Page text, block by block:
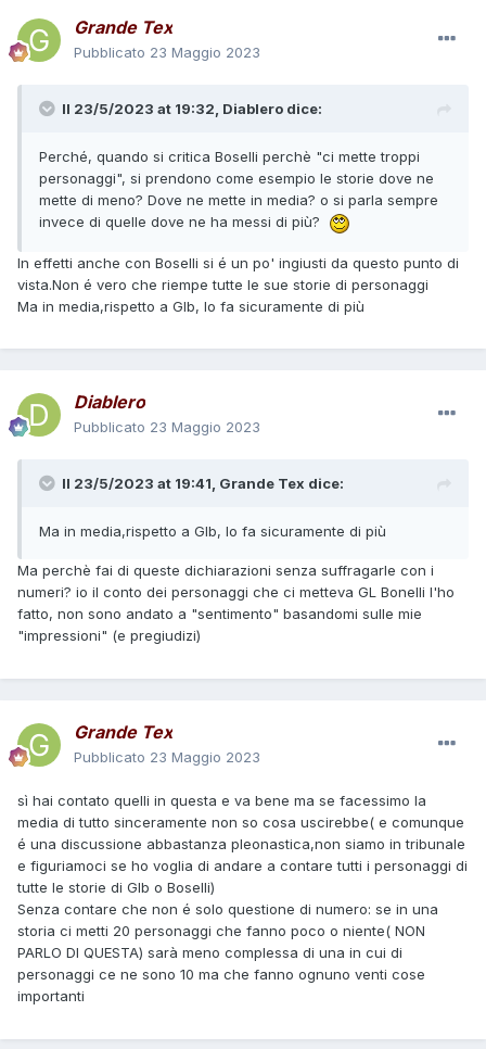
Grande Tex
Pubblicato 23 Maggio 2023
Il 23/5/2023 at 19:32, Diablero dice:
Perché, quando si critica Boselli perchè "ci mette troppi
personaggi", si prendono come esempio le storie dove ne
mette di meno? Dove ne mette in media? o si parla sempre
invece di quelle dove ne ha messi di più?
In effetti anche con Boselli si é un po' ingiusti da questo punto di
vista.Non é vero che riempe tutte le sue storie di personaggi
Ma in media,rispetto a Glb, lo fa sicuramente di più
Diablero
Pubblicato 23 Maggio 2023
Il 23/5/2023 at 19:41, Grande Tex dice:
Ma in media,rispetto a Glb, lo fa sicuramente di più
Ma perchè fai di queste dichiarazioni senza suffragarle con i
numeri? io il conto dei personaggi che ci metteva GL Bonelli l'ho
fatto, non sono andato a "sentimento" basandomi sulle mie
"impressioni" (e pregiudizi)
Grande Tex
Pubblicato 23 Maggio 2023
sì hai contato quelli in questa e va bene ma se facessimo la
media di tutto sinceramente non so cosa uscirebbe( e comunque
é una discussione abbastanza pleonastica,non siamo in tribunale
e figuriamoci se ho voglia di andare a contare tutti i personaggi di
tutte le storie di Glb o Boselli)
Senza contare che non é solo questione di numero: se in una
storia ci metti 20 personaggi che fanno poco o niente( NON
PARLO DI QUESTA) sarà meno complessa di una in cui di
personaggi ce ne sono 10 ma che fanno ognuno venti cose
importanti